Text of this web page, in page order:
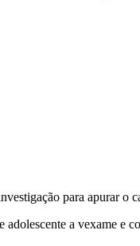
para apurar o
a vexame e